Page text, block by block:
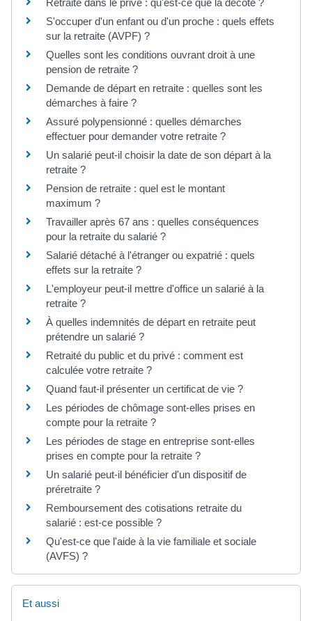
Retraite dans le privé : qu'est-ce que la décote ?
S'occuper d'un enfant ou d'un proche : quels effets
sur la retraite (AVPF) ?
Quelles sont les conditions ouvrant droit à une
pension de retraite ?
Demande de départ en retraite : quelles sont les
démarches à faire ?
Assuré polypensionné : quelles démarches
effectuer pour demander votre retraite ?
Un salarié peut-il choisir la date de son départ à la
retraite ?
Pension de retraite : quel est le montant
maximum ?
Travailler après 67 ans : quelles conséquences
pour la retraite du salarié ?
Salarié détaché à l'étranger ou expatrié : quels
effets sur la retraite ?
L'employeur peut-il mettre d'office un salarié à la
retraite ?
À quelles indemnités de départ en retraite peut
prétendre un salarié ?
Retraité du public et du privé : comment est
calculée votre retraite ?
Quand faut-il présenter un certificat de vie ?
Les périodes de chômage sont-elles prises en
compte pour la retraite ?
Les périodes de stage en entreprise sont-elles
prises en compte pour la retraite ?
Un salarié peut-il bénéficier d'un dispositif de
préretraite ?
Remboursement des cotisations retraite du
salarié : est-ce possible ?
Qu'est-ce que l'aide à la vie familiale et sociale
(AVFS) ?
Et aussi